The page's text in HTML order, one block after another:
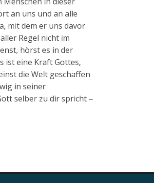
an uns und an alle
mit dem er uns davor
Regel nicht im
hörst es in der
ist eine Kraft Gottes,
die Welt geschaffen
in seiner
selber zu dir spricht –